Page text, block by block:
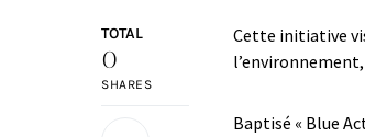
TOTAL
0
SHARES
Cette initiative
Baptisé « Blue